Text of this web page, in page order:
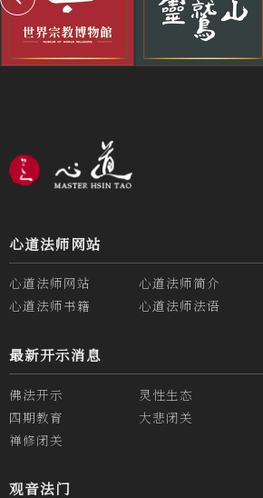
心道法师网站
心道法师网站 心道法师简介
心道法师书籍
心道法师法语
最新开示消息
佛法开示 灵性生态
四期教育
大悲闭关
禅修闭关
观音法门